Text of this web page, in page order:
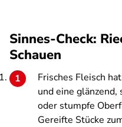
Sinnes-Check:
Schauen
Frisches Fleisch
und eine
oder stumpfe
Gereifte Stücke